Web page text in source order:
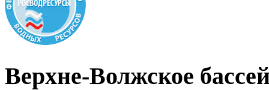
Верхне-Волжское